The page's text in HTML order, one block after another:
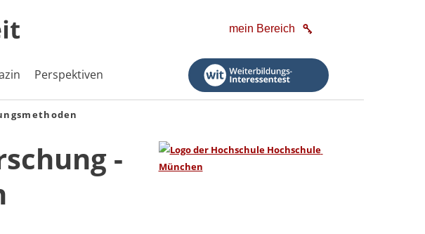
mein Bereich
Perspektiven
-